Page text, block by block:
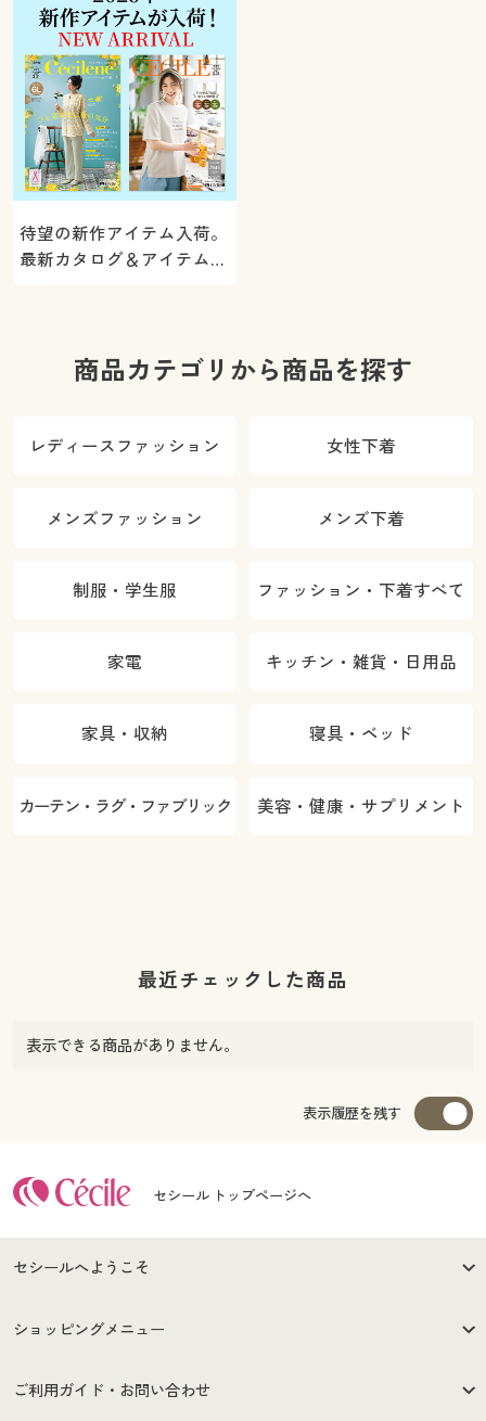
待望の新作アイテム入荷。
最新カタログ＆アイテムを
商品カテゴリから商品を探す
レディースファッション 女性下着
メンズファッション メンズ下着
制服・学生服 ファッション・下着すべて
家電 キッチン・雑貨・日用品
家具・収納 寝具・ベッド
カーテン・ラグ・ファブリック 美容・健康・サプリメント
最近チェックした商品
表示できる商品がありません。
表示履歴を残す
セシール トップページへ
セシールへようこそ
はじめての方へ
セシールご利用規約
ショッピングメニュー
商品カテゴリ
ご利用ガイド・お問い合わせ